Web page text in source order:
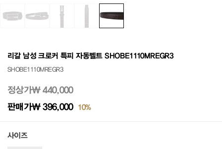
리갈 남성 크로커 특피 자동벨트 SHOBE1110MREGR3
SHOBE1110MREGR3
정상가₩ 440,000
판매가₩ 396,000 10%
사이즈